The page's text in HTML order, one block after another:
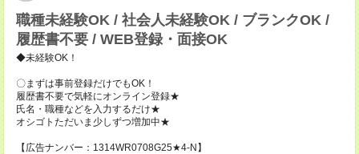
職種未経験OK / 社会人未経験OK / ブランクOK /
履歴書不要 / WEB登録・面接OK
◆未経験OK！
〇まずは事前登録だけでもOK！
履歴書不要で気軽にオンライン登録★
氏名・職種などを入力するだけ★
オシゴトただいま少しずつ増加中★
【広告ナンバー：1314WR0708G25★4-N】